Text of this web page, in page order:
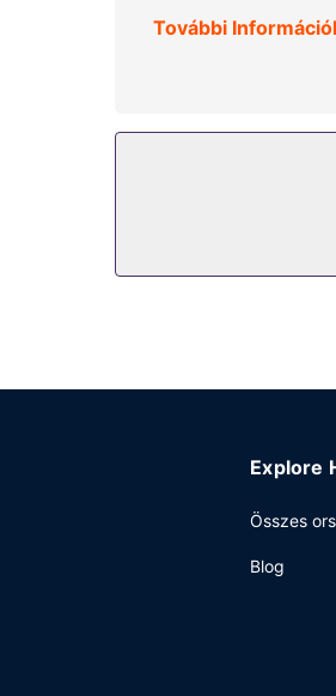
Helyezze magát
Élvezze ki a
szolgáltatásai között
Ha megéheznél,
További
Explore
Összes
Blog